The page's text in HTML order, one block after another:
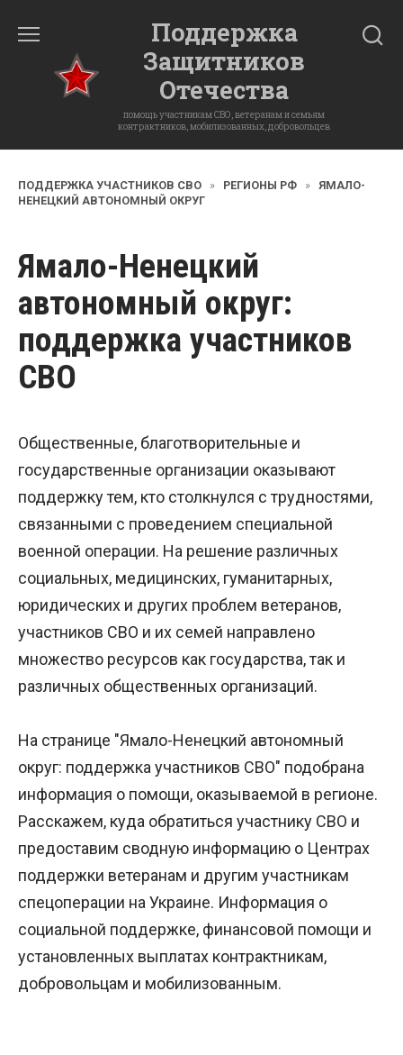
содержанию
Поддержка
Защитников
Отечества
помощь участникам СВО, ветеранам и семьям
контрактников, мобилизованных, добровольцев
ПОДДЕРЖКА УЧАСТНИКОВ СВО » РЕГИОНЫ РФ » ЯМАЛО-
НЕНЕЦКИЙ АВТОНОМНЫЙ ОКРУГ
Ямало-Ненецкий
автономный округ:
поддержка участников
СВО
Общественные, благотворительные и
государственные организации оказывают
поддержку тем, кто столкнулся с трудностями,
связанными с проведением специальной
военной операции. На решение различных
социальных, медицинских, гуманитарных,
юридических и других проблем ветеранов,
участников СВО и их семей направлено
множество ресурсов как государства, так и
различных общественных организаций.
На странице "Ямало-Ненецкий автономный
округ: поддержка участников СВО" подобрана
информация о помощи, оказываемой в регионе.
Расскажем, куда обратиться участнику СВО и
предоставим сводную информацию о Центрах
поддержки ветеранам и другим участникам
спецоперации на Украине. Информация о
социальной поддержке, финансовой помощи и
установленных выплатах контрактникам,
добровольцам и мобилизованным.